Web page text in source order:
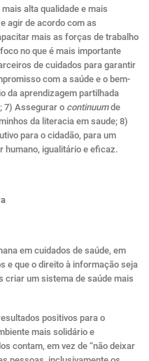
alta qualidade e mais
agir de acordo com as
mais as forças de trabalho
no que é mais importante
de cuidados para garantir
com a saúde e o bem-
da aprendizagem partilhada
7) Assegurar o continuumde
da literacia em saude; 8)
para o cidadão, para um
humano, igualitário e eficaz.
em cuidados de saúde, em
e que o direito à informação seja
criar um sistema de saúde mais
positivos para o
mais solidário e
contam, em vez de “não deixar